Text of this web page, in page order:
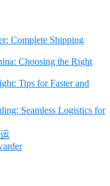
Complete Shipping
Choosing the Right
Tips for Faster and
Seamless Logistics for